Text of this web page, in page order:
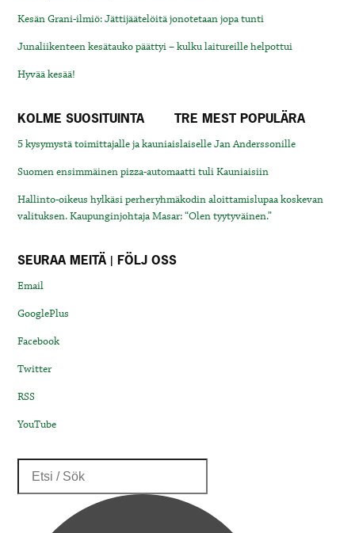
Kesän Grani-ilmiö: Jättijäätelöitä jonotetaan jopa tunti
Junaliikenteen kesätauko päättyi – kulku laitureille helpottui
Hyvää kesää!
KOLME SUOSITUINTA TRE MEST POPULÄRA
5 kysymystä toimittajalle ja kauniaislaiselle Jan Anderssonille
Suomen ensimmäinen pizza-automaatti tuli Kauniaisiin
Hallinto-oikeus hylkäsi perheryhmäkodin aloittamislupaa koskevan
valituksen. Kaupunginjohtaja Masar: “Olen tyytyväinen.”
SEURAA MEITÄ | FÖLJ OSS
Email
GooglePlus
Facebook
Twitter
RSS
YouTube